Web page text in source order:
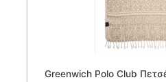
Greenwich Polo Club